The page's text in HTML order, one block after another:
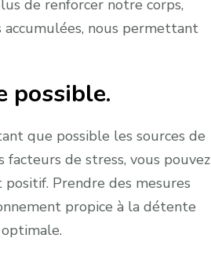
de renforcer notre corps,
accumulées, nous permettant
possible.
que possible les sources de
de stress, vous pouvez
Prendre des mesures
propice à la détente